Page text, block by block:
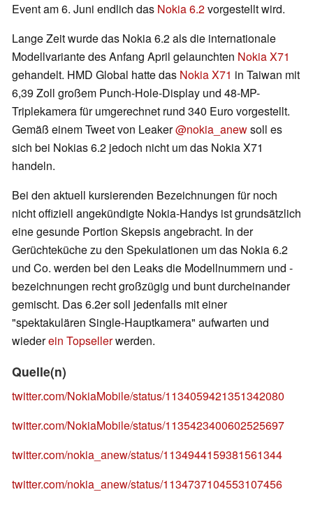
Event am 6. Juni endlich das Nokia 6.2vorgestellt wird.
Lange Zeit wurde das Nokia 6.2 als die internationale
Modellvariante des Anfang April gelaunchten Nokia X71
gehandelt. HMD Global hatte das Nokia X71 in Taiwan mit
6,39 Zoll großem Punch-Hole-Display und 48-MP-
Triplekamera für umgerechnet rund 340 Euro vorgestellt.
Gemäß einem Tweet von Leaker@nokia_anewsoll es
sich bei Nokias 6.2 jedoch nicht um das Nokia X71
handeln.
Bei den aktuell kursierenden Bezeichnungen für noch
nicht offiziell angekündigte Nokia-Handys ist grundsätzlich
eine gesunde Portion Skepsis angebracht. In der
Gerüchteküche zu den Spekulationen um das Nokia 6.2
und Co. werden bei den Leaks die Modellnummern und -
bezeichnungen recht großzügig und bunt durcheinander
gemischt. Das 6.2er soll jedenfalls mit einer
"spektakulären Single-Hauptkamera" aufwarten und
wiederein Topsellerwerden.
Quelle(n)
twitter.com/NokiaMobile/status/1134059421351342080
twitter.com/NokiaMobile/status/1135423400602525697
twitter.com/nokia_anew/status/1134944159381561344
twitter.com/nokia_anew/status/1134737104553107456